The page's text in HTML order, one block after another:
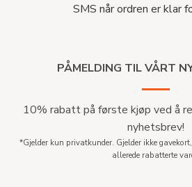
SMS når ordren er klar
PÅMELDING TIL VÅRT
10% rabatt på første kjøp ved å
nyhetsbrev!
*Gjelder kun privatkunder. Gjelder ikke
allerede rabatterte